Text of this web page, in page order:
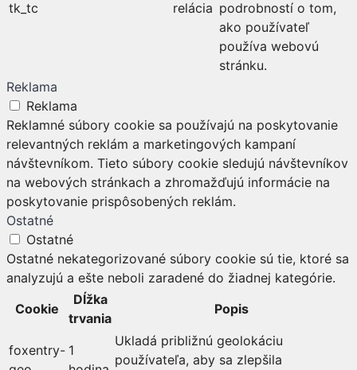
tk_tc relácia podrobností o tom,
ako používateľ
používa webovú
stránku.
Reklama
Reklama
Reklamné súbory cookie sa používajú na poskytovanie
relevantných reklám a marketingových kampaní
návštevníkom. Tieto súbory cookie sledujú návštevníkov
na webových stránkach a zhromažďujú informácie na
poskytovanie prispôsobených reklám.
Ostatné
Ostatné
Ostatné nekategorizované súbory cookie sú tie, ktoré sa
analyzujú a ešte neboli zaradené do žiadnej kategórie.
Cookie
Dĺžka
trvania
Popis
foxentry- 1
Ukladá približnú geolokáciu
používateľa, aby sa zlepšila